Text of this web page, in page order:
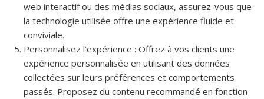
web interactif ou des médias sociaux, assurez-vous que
la technologie utilisée offre une expérience fluide et
conviviale.
Personnalisez l’expérience : Offrez à vos clients une
expérience personnalisée en utilisant des données
collectées sur leurs préférences et comportements
passés. Proposez du contenu recommandé en fonction